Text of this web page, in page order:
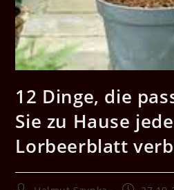
12 Dinge, die
Sie zu Hause
Lorbeerblatt